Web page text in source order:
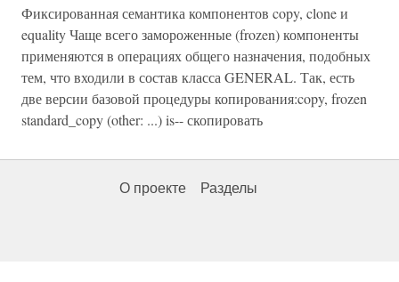
Фиксированная семантика компонентов copy, clone и
equality Чаще всего замороженные (frozen) компоненты
применяются в операциях общего назначения, подобных
тем, что входили в состав класса GENERAL. Так, есть
две версии базовой процедуры копирования:copy, frozen
standard_copy (other: ...) is-- скопировать
О проекте Разделы